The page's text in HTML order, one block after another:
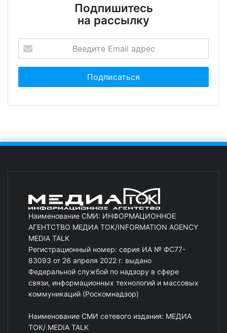
Подпишитесь
на рассылку
Наименование СМИ: ИНФОРМАЦИОННОЕ
АГЕНТСТВО МЕДИА ТОК/INFORMATION AGENCY
MEDIA TALK
Регистрационный номер: серия ИА № ФС77-
83093 от 26 апреля 2022 г. выдано
Федеральной службой по надзору в сфере
связи, информационных технологий и массовых
коммуникаций (Роскомнадзор)
Наименование СМИ сетевого издания: МЕДИА
ТОК/ MEDIA TALK